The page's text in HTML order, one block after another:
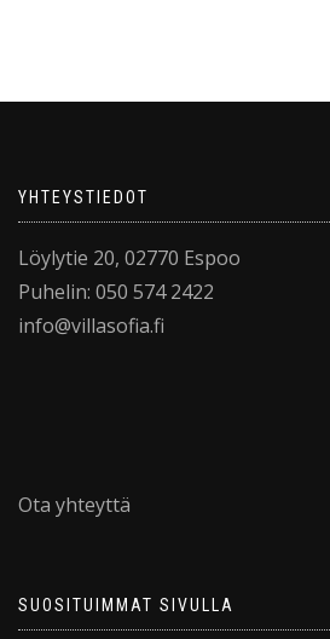
YHTEYSTIEDOT
Löylytie 20, 02770 Espoo
Puhelin: 050 574 2422
info@villasofia.fi
Ota yhteyttä
SUOSITUIMMAT SIVULLA